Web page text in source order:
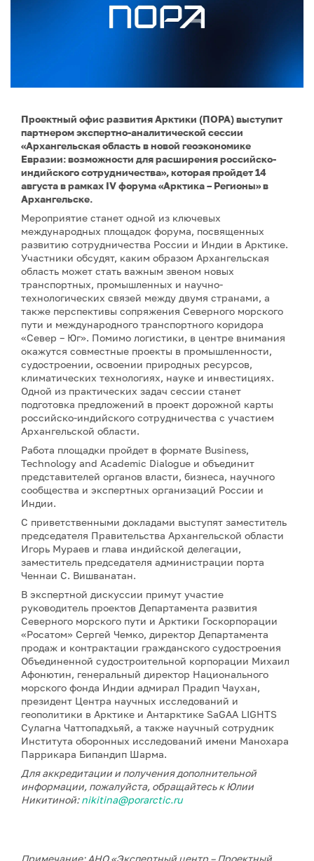
Проектный офис развития Арктики (ПОРА) выступит
партнером экспертно-аналитической сессии
«Архангельская область в новой геоэкономике
Евразии: возможности для расширения российско-
индийского сотрудничества», которая пройдет 14
августа в рамках IV форума «Арктика – Регионы» в
Архангельске.
Мероприятие станет одной из ключевых
международных площадок форума, посвященных
развитию сотрудничества России и Индии в Арктике.
Участники обсудят, каким образом Архангельская
область может стать важным звеном новых
транспортных, промышленных и научно-
технологических связей между двумя странами, а
также перспективы сопряжения Северного морского
пути и международного транспортного коридора
«Север – Юг». Помимо логистики, в центре внимания
окажутся совместные проекты в промышленности,
судостроении, освоении природных ресурсов,
климатических технологиях, науке и инвестициях.
Одной из практических задач сессии станет
подготовка предложений в проект дорожной карты
российско-индийского сотрудничества с участием
Архангельской области.
Работа площадки пройдет в формате Business,
Technology and Academic Dialogue и объединит
представителей органов власти, бизнеса, научного
сообщества и экспертных организаций России и
Индии.
С приветственными докладами выступят заместитель
председателя Правительства Архангельской области
Игорь Мураев и глава индийской делегации,
заместитель председателя администрации порта
Ченнаи С. Вишванатан.
В экспертной дискуссии примут участие
руководитель проектов Департамента развития
Северного морского пути и Арктики Госкорпорации
«Росатом» Сергей Чемко, директор Департамента
продаж и контрактации гражданского судостроения
Объединенной судостроительной корпорации Михаил
Афонютин, генеральный директор Национального
морского фонда Индии адмирал Прадип Чаухан,
президент Центра научных исследований и
геополитики в Арктике и Антарктике SaGAA LIGHTS
Сулагна Чаттопадхьяй, а также научный сотрудник
Института оборонных исследований имени Манохара
Паррикара Бипандип Шарма.
Для аккредитации и получения дополнительной
информации, пожалуйста, обращайтесь к Юлии
Никитиной:nikitina@porarctic.ru
Примечание: АНО «Экспертный центр – Проектный